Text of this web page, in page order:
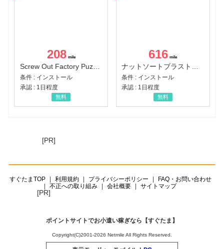
208
Screw Out Factory Puzzle 3D（経験値バーのマイルストーンを5にする（ユーザーレベル5に到達する））（Android）
条件 : インストール
承認 : 1日程度
無料
616
条件 : インストール
承認 : 1日程度
無料
[PR]
すぐたまTOP 利用規約 プライバシーポリシー
FAQ・お問い合わせ
不正への取り組み
会社概要 サイトマップ
[PR]
ポイントサイトでお小遣い稼ぎなら【すぐたま】
Copyright(C)2001-2026 Netmile All Rights Reserved.